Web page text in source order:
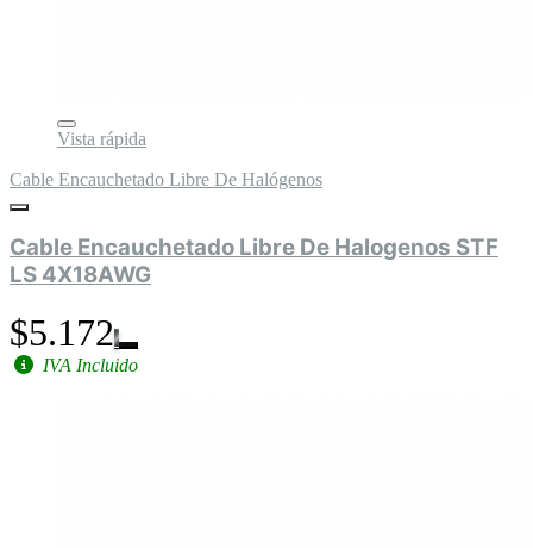
Vista rápida
Cable Encauchetado Libre De Halógenos
Cable Encauchetado Libre De Halogenos STF
LS 4X18AWG
$5.172
IVA Incluido